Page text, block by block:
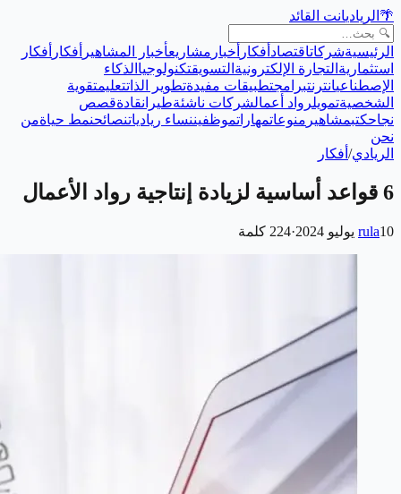
🌴 الرياديانت القائد
الرئيسيةشركاتاقتصاد أفكار أخبار مشاريعأخبار المشاهير أفكار أفكار
استثمارية التجارة الإلكترونية التسويقتكنولوجيا الذكاء
الإصطناعيانترنتبرامجتطبيقات مفيدةتطوير الذاتتعليمتقوية
الشخصيةتمويلرواد أعمالشركات ناشئةطيرانقادةقصص
نجاحكتبمشاهير منوعاتمهاراتموظفيننساء ريادياتنصائحنمط حياةمن
نحن
الريادي/ أفكار
6 قواعد أساسية لزيادة إنتاجية رواد الأعمال
rula10 يوليو 2024 ·
224 كلمة